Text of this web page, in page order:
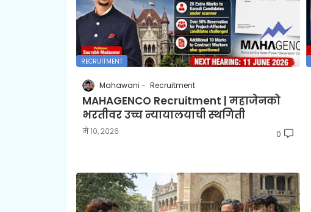
RECRUITMENT
Mahawani Recruitment
MAHAGENCO Recruitment | महाजेनको
भरतीवर उच्च न्यायालयाची स्थगिती
मे १०, २०२६ 0